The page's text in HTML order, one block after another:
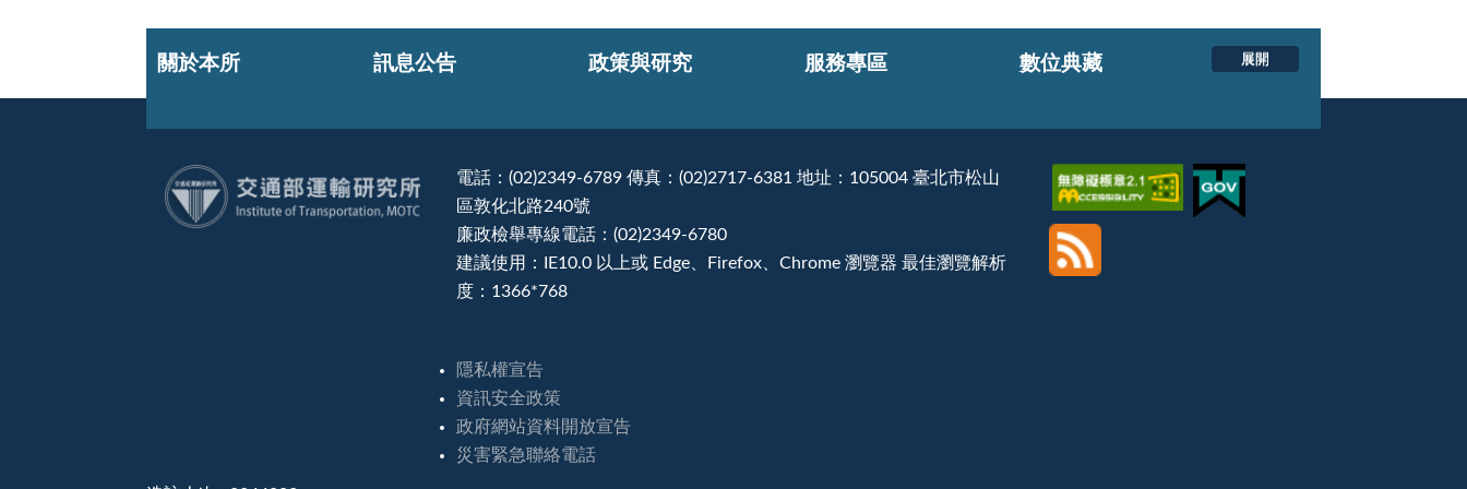
展開
關於本所 訊息公告 政策與研究 服務專區 數位典藏
電話：(02)2349-6789 傳真：(02)2717-6381 地址：105004 臺北市松山
區敦化北路240號
廉政檢舉專線電話：(02)2349-6780
建議使用：IE10.0 以上或 Edge、Firefox、Chrome 瀏覽器 最佳瀏覽解析
度：1366*768
隱私權宣告
資訊安全政策
政府網站資料開放宣告
災害緊急聯絡電話